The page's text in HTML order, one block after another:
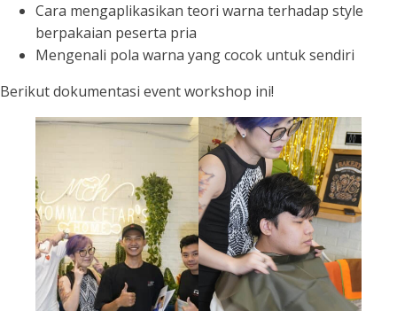
Cara mengaplikasikan teori warna terhadap style
berpakaian peserta pria
Mengenali pola warna yang cocok untuk sendiri
Berikut dokumentasi event workshop ini!